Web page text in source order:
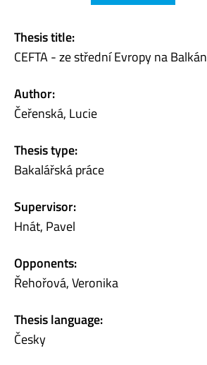
Thesis title:
CEFTA - ze střední Evropy na Balkán
Author:
Čeřenská, Lucie
Thesis type:
Bakalářská práce
Supervisor:
Hnát, Pavel
Opponents:
Řehořová, Veronika
Thesis language:
Česky